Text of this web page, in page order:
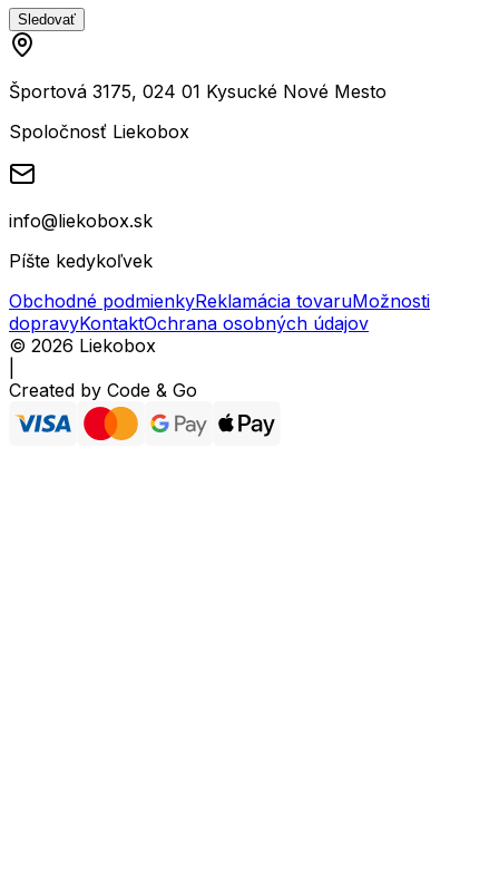
Sledovať
Športová 3175, 024 01 Kysucké Nové Mesto
Spoločnosť Liekobox
info@liekobox.sk
Píšte kedykoľvek
Obchodné podmienkyReklamácia tovaruMožnosti
dopravyKontaktOchrana osobných údajov
© 2026 Liekobox
Created by Code & Go